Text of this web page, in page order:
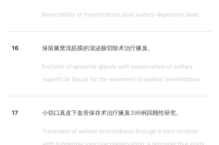
Reversibility of hyperhidrosis post axillary depilatory laser.
16 保留腋窝浅筋膜的顶泌腺切除术治疗腋臭。
Excision of apocrine glands with preservation of axillary
superficial fascia for the treatment of axillary bromhidrosis.
17 小切口真皮下血管保存术治疗腋臭396例回顾性研究。
Treatment of axillary bromhidrosis through a mini-incision